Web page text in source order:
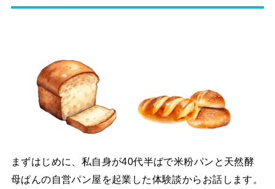
まずはじめに、私自身が40代半ばで米粉パンと天然酵
母ぱんの自営パン屋を起業した体験談からお話します。